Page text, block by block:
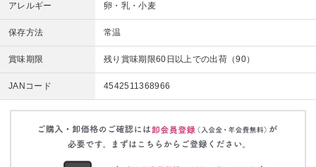
アレルギー 卵・乳・小麦
保存方法 常温
賞味期限 残り賞味期限60日以上での出荷（90）
JANコード 4542511368966